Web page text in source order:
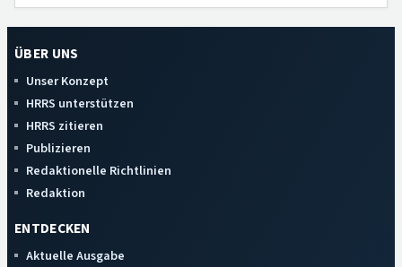
ÜBER UNS
Unser Konzept
HRRS unterstützen
HRRS zitieren
Publizieren
Redaktionelle Richtlinien
Redaktion
ENTDECKEN
Aktuelle Ausgabe